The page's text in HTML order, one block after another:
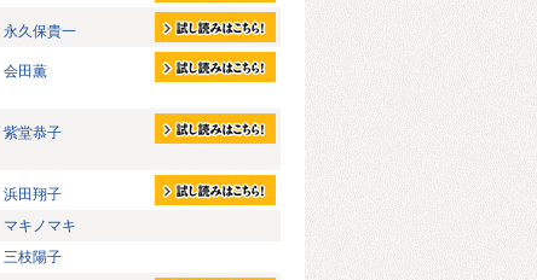
永久保貴一
会田薫
紫堂恭子
浜田翔子
マキノマキ
三枝陽子